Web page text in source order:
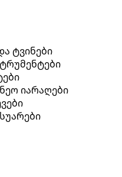
ტვინები
იარაღები